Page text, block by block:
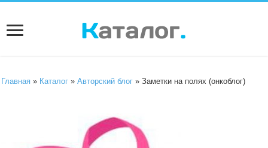
Главная » Каталог »Авторский блог » Заметки на полях (онкоблог)